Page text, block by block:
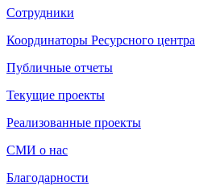
Сотрудники
Координаторы Ресурсного центра
Публичные отчеты
Текущие проекты
Реализованные проекты
СМИ о нас
Благодарности